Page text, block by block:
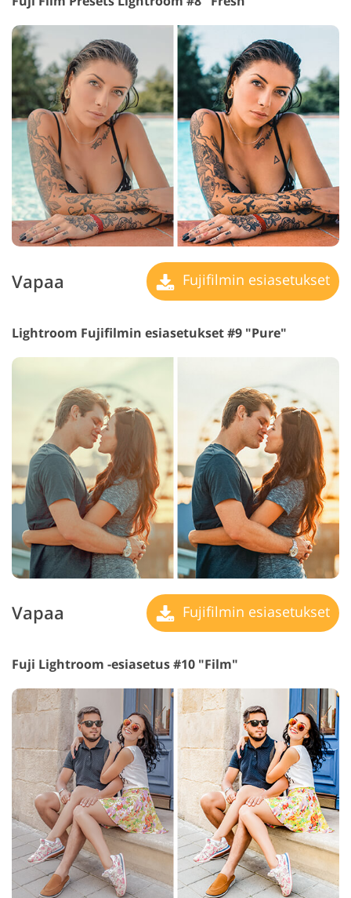
Vapaa Fujifilmin esiasetukset
Lightroom Fujifilmin esiasetukset #9 "Pure"
Vapaa Fujifilmin esiasetukset
Fuji Lightroom -esiasetus #10 "Film"